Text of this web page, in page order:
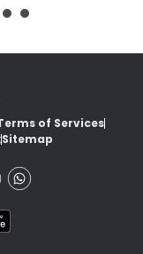
of Services
Sitemap